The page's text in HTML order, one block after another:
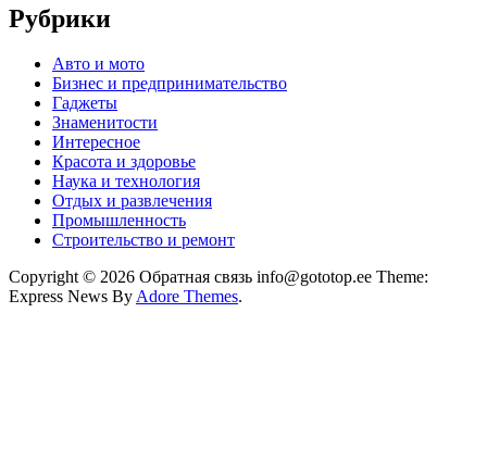
Рубрики
Авто и мото
Бизнес и предпринимательство
Гаджеты
Знаменитости
Интересное
Красота и здоровье
Наука и технология
Отдых и развлечения
Промышленность
Строительство и ремонт
Copyright © 2026 Обратная связь info@gototop.ee Theme:
Express News ByAdore Themes.